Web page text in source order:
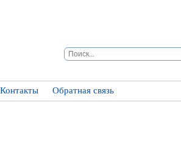
Контакты Обратная связь